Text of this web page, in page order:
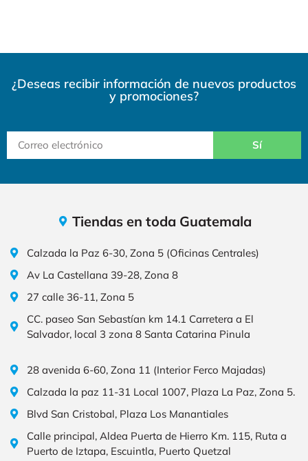
¿Deseas recibir información de nuevos productos
y promociones?
Sí
Tiendas en toda Guatemala
Calzada la Paz 6-30, Zona 5 (Oficinas Centrales)
Av La Castellana 39-28, Zona 8
27 calle 36-11, Zona 5
CC. paseo San Sebastían km 14.1 Carretera a El
Salvador, local 3 zona 8 Santa Catarina Pinula
28 avenida 6-60, Zona 11 (Interior Ferco Majadas)
Calzada la paz 11-31 Local 1007, Plaza La Paz, Zona 5.
Blvd San Cristobal, Plaza Los Manantiales
Calle principal, Aldea Puerta de Hierro Km. 115, Ruta a
Puerto de Iztapa, Escuintla, Puerto Quetzal